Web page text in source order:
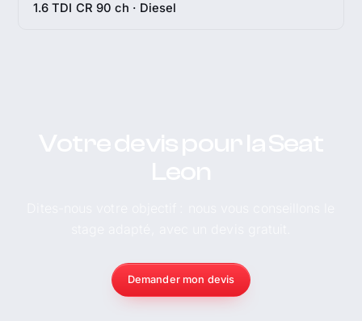
1.6 TDI CR 90 ch · Diesel
Demander mon devis